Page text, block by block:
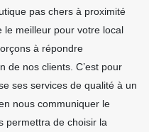
pas chers à proximité
le meilleur pour votre local
à répondre
de nos clients. C’est pour
ses services de qualité à un
nous communiquer le
permettra de choisir la